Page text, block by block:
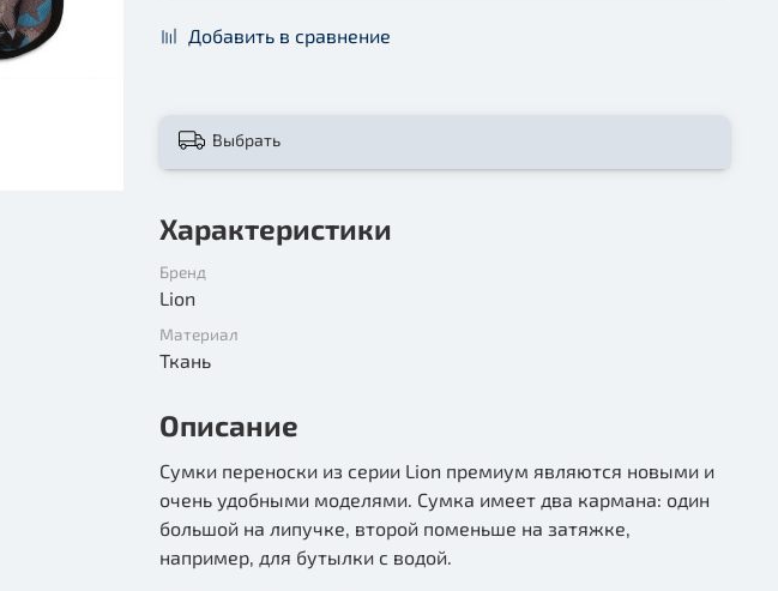
Добавить в сравнение
Выбрать
Характеристики
Бренд
Lion
Материал
Ткань
Описание
Сумки переноски из серии Lion премиум являются новыми и
очень удобными моделями. Сумка имеет два кармана: один
большой на липучке, второй поменьше на затяжке,
например, для бутылки с водой.